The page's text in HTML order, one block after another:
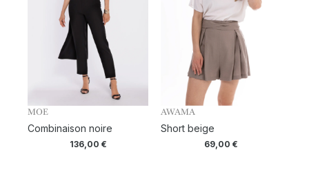
MOE
Combinaison noire
136,00 €
AWAMA
Short beige
69,00 €